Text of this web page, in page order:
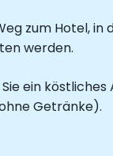
zum Hotel, in
werden.
ein köstliches
Getränke).